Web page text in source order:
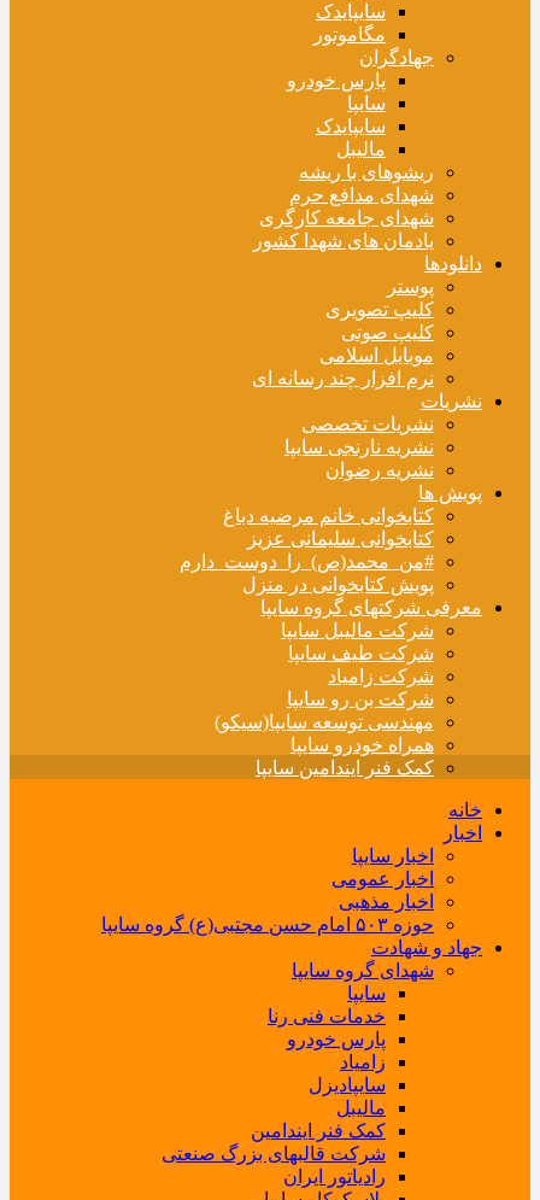
سایپایدک
مگاموتور
جهادگران
پارس خودرو
سایپا
سایپایدک
مالیبل
ریشوهای با ریشه
شهدای مدافع حرم
شهدای جامعه کارگری
یادمان های شهدا کشور
دانلودها
پوستر
کلیپ تصویری
کلیپ صوتی
موبایل اسلامی
نرم افزار چند رسانه ای
نشریات
نشریات تخصصی
نشریه نارنجی سایپا
نشریه رضوان
پویش ها
کتابخوانی خانم مرضیه دباغ
کتابخوانی سلیمانی عزیز
#من_محمد(ص)_را_دوست_دارم
پویش کتابخوانی در منزل
معرفی شرکتهای گروه سایپا
شرکت مالیبل سایپا
شرکت طیف سایپا
شرکت زامیاد
شرکت بن رو سایپا
مهندسی توسعه سایپا(سیکو)
همراه خودرو سایپا
کمک فنر ایندامین سایپا
خانه
اخبار
اخبار سایپا
اخبار عمومی
اخبار مذهبی
حوزه ۵۰۳ امام حسن مجتبی(ع) گروه سایپا
جهاد و شهادت
شهدای گروه سایپا
سایپا
خدمات فنی رنا
پارس خودرو
زامیاد
سایپادیزل
مالیبل
کمک فنر ایندامین
شرکت قالبهای بزرگ صنعتی
رادیاتور ایران